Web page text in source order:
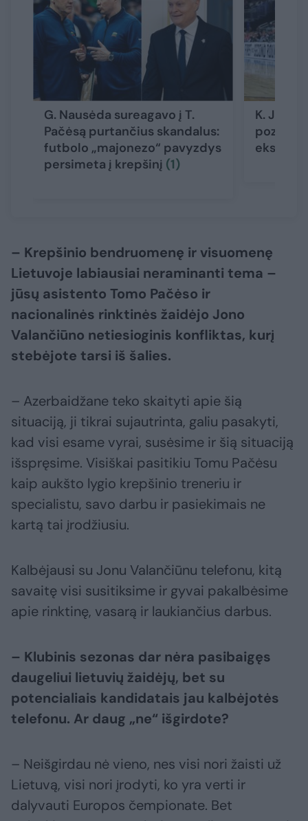
G. Nausėda sureagavo į T.
Pačėsą purtančius skandalus:
futbolo „majonezo“ pavyzdys
persimeta į krepšinį (1)
K.
– Krepšinio bendruomenę ir visuomenę
Lietuvoje labiausiai neraminanti tema –
jūsų asistento Tomo Pačėso ir
nacionalinės rinktinės žaidėjo Jono
Valančiūno netiesioginis konfliktas, kurį
stebėjote tarsi iš šalies.
– Azerbaidžane teko skaityti apie šią
situaciją, ji tikrai sujautrinta, galiu pasakyti,
kad visi esame vyrai, susėsime ir šią situaciją
išspręsime. Visiškai pasitikiu Tomu Pačėsu
kaip aukšto lygio krepšinio treneriu ir
specialistu, savo darbu ir pasiekimais ne
kartą tai įrodžiusiu.
Kalbėjausi su Jonu Valančiūnu telefonu, kitą
savaitę visi susitiksime ir gyvai pakalbėsime
apie rinktinę, vasarą ir laukiančius darbus.
– Klubinis sezonas dar nėra pasibaigęs
daugeliui lietuvių žaidėjų, bet su
potencialiais kandidatais jau kalbėjotės
telefonu. Ar daug „ne“ išgirdote?
– Neišgirdau nė vieno, nes visi nori žaisti už
Lietuvą, visi nori įrodyti, ko yra verti ir
dalyvauti Europos čempionate. Bet